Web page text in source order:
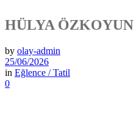
HÜLYA
by olay-admin
25/06/2026
in Eğlence / Tatil
0